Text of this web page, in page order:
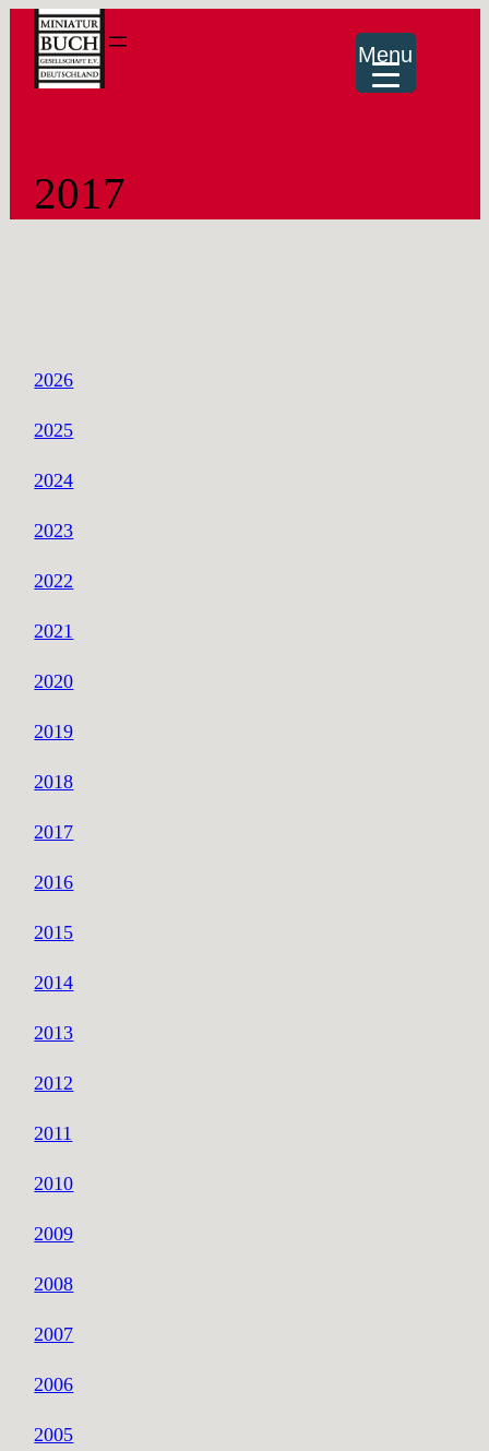
Menu
2017
2026
2025
2024
2023
2022
2021
2020
2019
2018
2017
2016
2015
2014
2013
2012
2011
2010
2009
2008
2007
2006
2005